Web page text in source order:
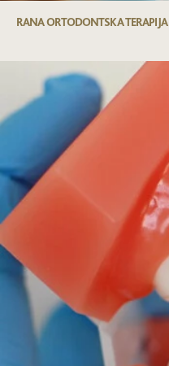
RANA ORTODONTSKA TERAPIJA